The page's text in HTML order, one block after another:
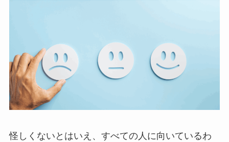
怪しくないとはいえ、すべての人に向いているわ